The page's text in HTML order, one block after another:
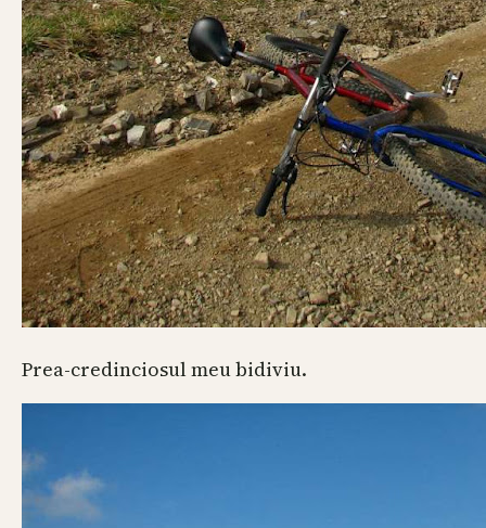
Prea-credinciosul meu bidiviu.